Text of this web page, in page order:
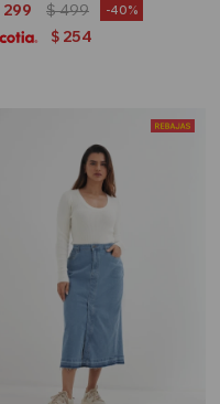
299 $499 40
$ 254